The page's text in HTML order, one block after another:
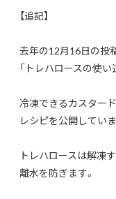
【追記】
去年の12月16日の投
「トレハロースの使い
冷凍できるカスター
レシピを公開していま
トレハロースは解凍
離水を防ぎます。